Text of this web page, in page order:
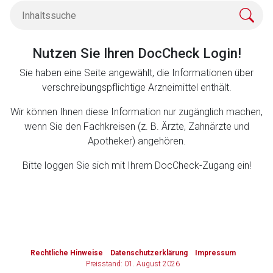
Nutzen Sie Ihren DocCheck Login!
Sie haben eine Seite angewählt, die Informationen über
verschreibungspflichtige Arzneimittel enthält.
Wir können Ihnen diese Information nur zugänglich machen,
wenn Sie den Fachkreisen (z. B. Ärzte, Zahnärzte und
Apotheker) angehören.
Bitte loggen Sie sich mit Ihrem DocCheck-Zugang ein!
Rechtliche Hinweise Datenschutzerklärung
Impressum
Preisstand: 01. August 2026